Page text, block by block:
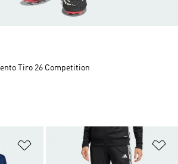
Añadir a la lista de deseos
Tiro 26 Competition